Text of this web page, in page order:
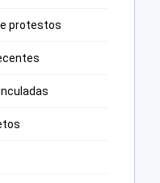
protestos